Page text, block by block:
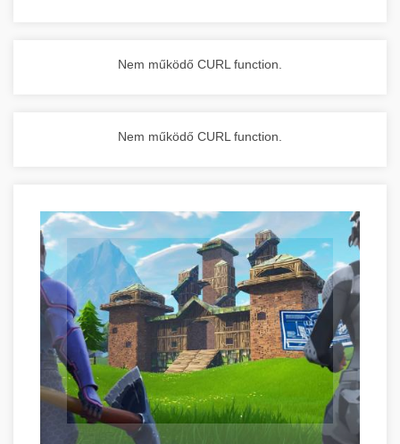
Nem működő CURL function.
Nem működő CURL function.